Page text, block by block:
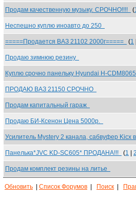
Продам качественную музыку. СРОЧНО!!!! (
Неспешно куплю иноавто до 250
=====Продается ВАЗ 21102 2000г===== (1
Продаю зимнюю резину
Куплю срочно панельку Hyundai H-CDM8065
ПРОДАЮ ВАЗ 21150 СРОЧНО
Продам капитальный гараж
Продаю БИ-Ксенон Цена 5000р.
Усилитель Mystery 2 канала, сабвуфер Kicx
Панелька*JVC KD-SC605* ПРОДАНА!!! (1 2
Продам комплект резины на литье
Обновить Список Форумов Поиск